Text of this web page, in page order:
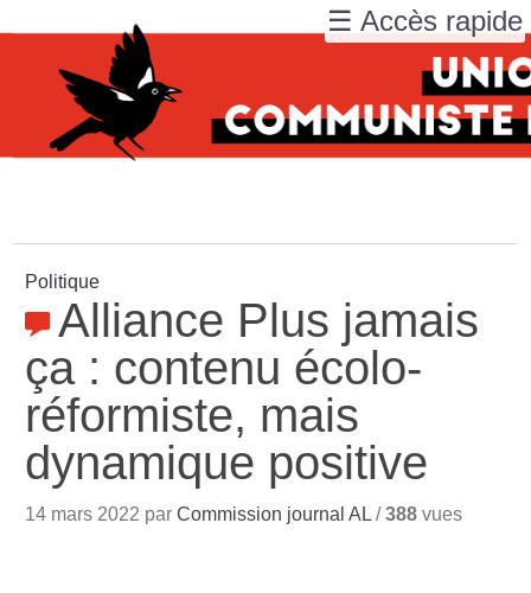
Politique
Alliance Plus jamais
ça : contenu écolo-
réformiste, mais
dynamique positive
14 mars 2022 parCommission journal AL /388 vues
☰ Accès rapide